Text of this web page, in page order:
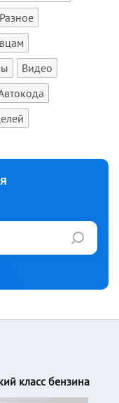
Разное
Видео
класс бензина